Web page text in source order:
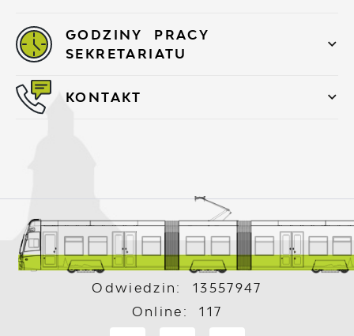
GODZINY PRACY
SEKRETARIATU
KONTAKT
Odwiedzin: 13557947
Online: 117